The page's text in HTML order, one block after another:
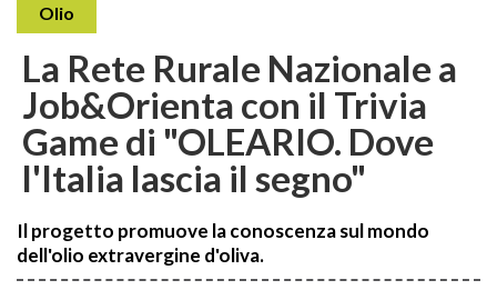
Olio
La Rete Rurale Nazionale a
Job&Orienta con il Trivia
Game di "OLEARIO. Dove
l'Italia lascia il segno"
Il progetto promuove la conoscenza sul mondo
dell'olio extravergine d'oliva.